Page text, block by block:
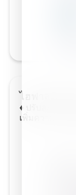
ไฮฟาสติม™
♦ ปรับสภาพแ
เพิ่มความสมบู